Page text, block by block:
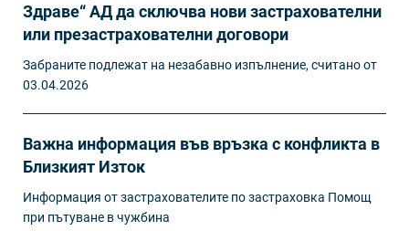
Здраве“ АД да сключва нови застрахователни
или презастрахователни договори
Забраните подлежат на незабавно изпълнение, считано от
03.04.2026
Важна информация във връзка с конфликта в
Близкият Изток
Информация от застрахователите по застраховка Помощ
при пътуване в чужбина